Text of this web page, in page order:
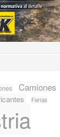
Camiones
Ferias